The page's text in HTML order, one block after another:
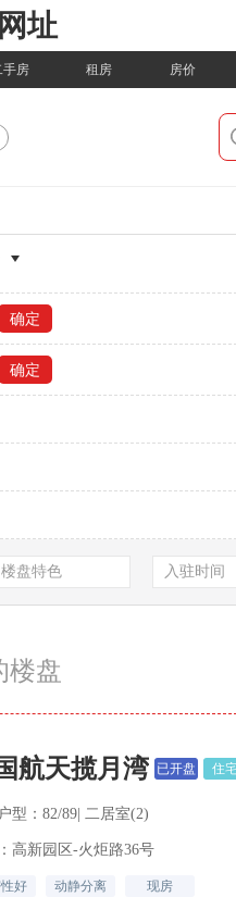
址
手房 租房 房价
楼盘特色 入驻时间
楼盘
航天揽月湾 已开盘 住
型：82/89| 二居室(2)
高新园区-火炬路36号
好 动静分离 现房